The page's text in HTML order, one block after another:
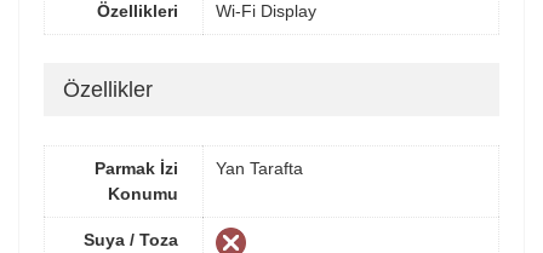
Özellikleri Wi-Fi Display
Özellikler
Parmak İzi
Konumu
Yan Tarafta
Suya / Toza